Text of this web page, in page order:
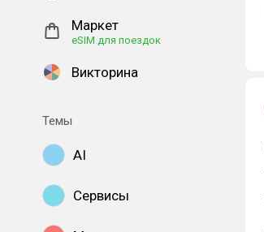
Маркет
eSIM для поездок
Викторина
Темы
AI
Сервисы